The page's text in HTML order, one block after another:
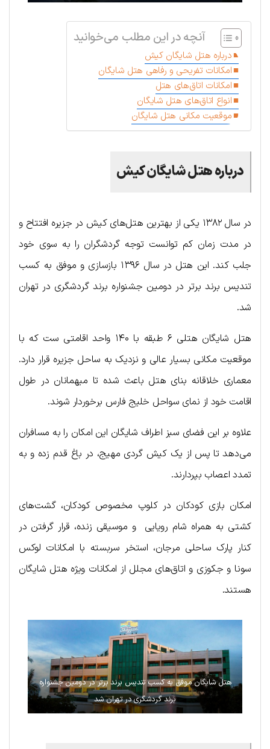
آنچه در این مطلب می‌خوانید
درباره هتل شایگان کیش
امکانات تفریحی و رفاهی هتل شایگان
امکانات اتاق‌های هتل
انواع اتاق‌های هتل شایگان
موقعیت مکانی هتل شایگان
درباره هتل شایگان کیش
در سال ۱۳۸۲ یکی از بهترین هتل‌های کیش در جزیره افتتاح و
در مدت زمان کم توانست توجه گردشگران را به سوی خود
جلب کند. این هتل در سال ۱۳۹۶ بازسازی و موفق به کسب
تندیس برند برتر در دومین جشنواره برند گردشگری در تهران
شد.
هتل شایگان هتلی ۶ طبقه با ۱۴۰ واحد اقامتی ست که با
موقعیت مکانی بسیار عالی و نزدیک به ساحل جزیره قرار دارد.
معماری خلاقانه بنای هتل باعث شده تا میهمانان در طول
اقامت خود از نمای سواحل خلیج فارس برخوردار شوند.
علاوه بر این فضای سبز اطراف شایگان این امکان را به مسافران
می‌دهد تا پس از یک کیش گردی مهیج، در باغ قدم زده و به
تمدد اعصاب بپردارند.
امکان بازی کودکان در کلوپ مخصوص کودکان، گشت‌های
کشتی به همراه شام رویایی و موسیقی زنده، قرار گرفتن در
کنار پارک ساحلی مرجان، استخر سربسته با امکانات لوکس
سونا و جکوزی و اتاق‌های مجلل از امکانات ویژه هتل شایگان
هستند.
هتل شایگان موفق به کسب تندیس برند برتر در دومین جشنواره
برند گردشگری در تهران شد